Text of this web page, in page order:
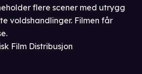
flere scener med utrygg
voldshandlinger. Filmen får
Film Distribusjon